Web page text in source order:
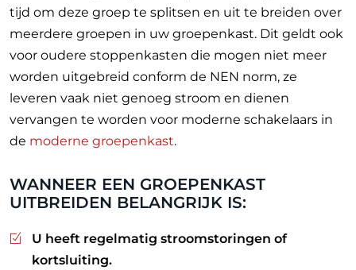
tijd om deze groep te splitsen en uit te breiden over
meerdere groepen in uw groepenkast. Dit geldt ook
voor oudere stoppenkasten die mogen niet meer
worden uitgebreid conform de NEN norm, ze
leveren vaak niet genoeg stroom en dienen
vervangen te worden voor moderne schakelaars in
de moderne groepenkast.
WANNEER EEN GROEPENKAST
UITBREIDEN BELANGRIJK IS:
U heeft regelmatig stroomstoringen of
kortsluiting.